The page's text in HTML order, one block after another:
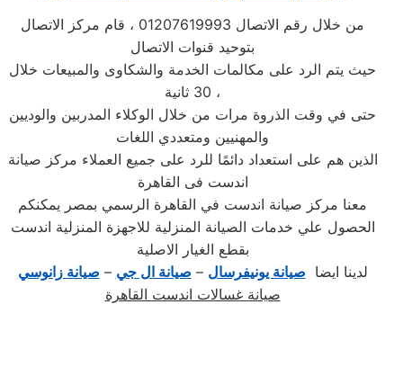
من خلال رقم الاتصال 01207619993 ، قام مركز الاتصال
بتوحيد قنوات الاتصال
حيث يتم الرد على مكالمات الخدمة والشكاوى والمبيعات خلال
30 ثانية ،
حتى في وقت الذروة مرات من خلال الوكلاء المدربين والوديين
والمهنيين ومتعددي اللغات
الذين هم على استعداد دائمًا للرد على جميع العملاء مركز صيانة
اندست فى القاهرة
معنا مركز صيانة اندست في القاهرة الرسمي بمصر يمكنكم
الحصول علي خدمات الصيانة المنزلية للاجهزة المنزلية اندست
بقطع الغيار الاصلية
لدينا ايضا صيانة يونيفرسال – صيانة ال جي – صيانة زانوسي
صيانة غسالات اندست القاهرة